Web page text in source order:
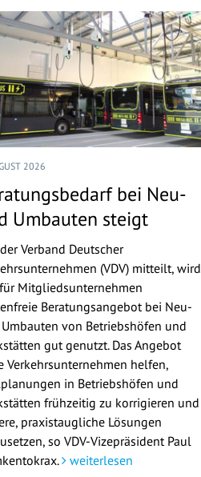
2026
bei Neu-
Umbauten steigt
Verband Deutscher
(VDV) mitteilt, wird
Mitgliedsunternehmen
Beratungsangebot bei Neu-
von Betriebshöfen und
gut genutzt. Das Angebot
Verkehrsunternehmen helfen,
in Betriebshöfen und
frühzeitig zu korrigieren und
praxistaugliche Lösungen
so VDV-Vizepräsident Paul
weiterlesen